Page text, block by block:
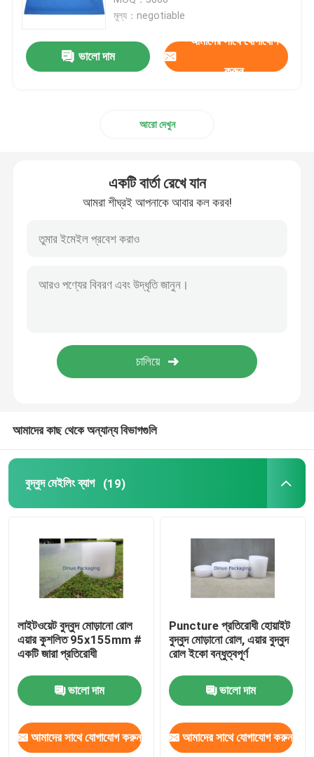
টিস্যু পেপার মোড়ানো
জিপার বুদ্বুদ ব্যাগ
ESD ঢালাই ব্যাগ
সিপিই প্লাস্টিকের ব্যাগ
অ্যালুমিনিয়াম ফয়েল ব্যাগ
মুদ্রিত কাগজের বাক্স
এয়ার কলাম ব্যাগ
মূল্য：negotiable
ভালো দাম
আমাদের সাথে যোগাযোগ
করুন
আরো দেখুন
একটি বার্তা রেখে যান
আমরা শীঘ্রই আপনাকে আবার কল করব!
আমাদের কাছ থেকে অন্যান্য বিভাগগুলি
বুদ্বুদ মেইলিং ব্যাগ (19)
লাইটওয়েট বুদ্বুদ মোড়ানো রোল
এয়ার কুশলিত 95x155mm #
একটি জারা প্রতিরোধী
ভালো দাম
আমাদের সাথে যোগাযোগ করুন
Puncture প্রতিরোধী হোয়াইট
বুদ্বুদ মোড়ানো রোল, এয়ার বুদ্বুদ
রোল ইকো বন্ধুত্বপূর্ণ
ভালো দাম
আমাদের সাথে যোগাযোগ করুন